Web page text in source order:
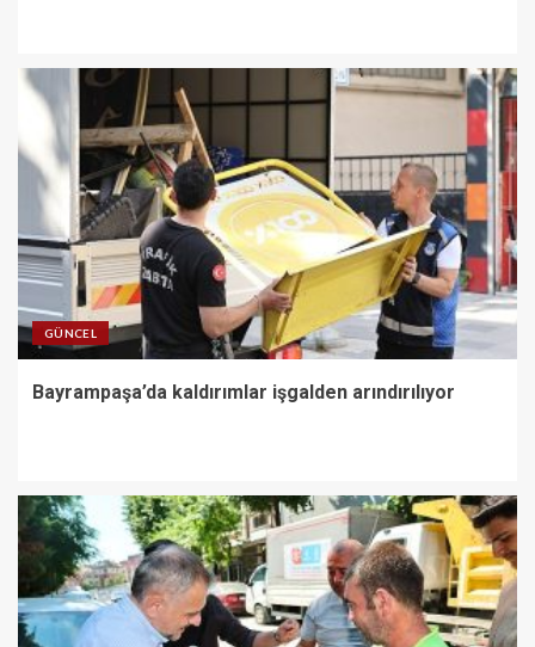
GÜNCEL
Bayrampaşa’da kaldırımlar işgalden arındırılıyor